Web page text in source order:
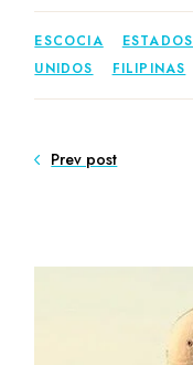
ESCOCIA
ESTADOS
UNIDOS
FILIPINAS
Prev post